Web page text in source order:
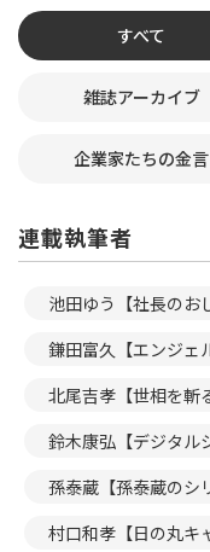
すべて
雑誌アーカイブ
企業家たちの金言
連載執筆者
池田ゆう【社長のお
鎌田富久【エンジェ
北尾吉孝【世相を斬
鈴木康弘【デジタル
孫泰蔵【孫泰蔵のシ
村口和孝【日の丸キ